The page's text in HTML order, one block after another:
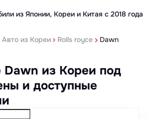
из Японии, Кореи и Китая с 2018 года
из Кореи Rolls royce Dawn
Dawn из Кореи под
и доступные